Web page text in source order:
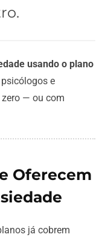
usando o plano
e
— ou com
Oferecem
já cobrem